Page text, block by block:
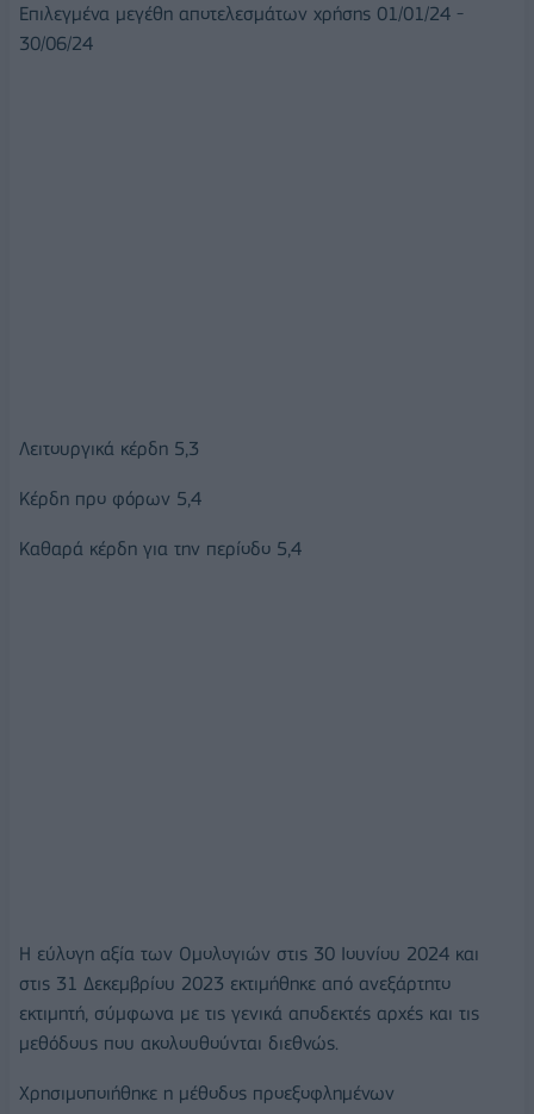
Επιλεγμένα μεγέθη αποτελεσμάτων χρήσης 01/01/24 -
30/06/24
Λειτουργικά κέρδη 5,3
Κέρδη προ φόρων 5,4
Καθαρά κέρδη για την περίοδο 5,4
Η εύλογη αξία των Ομολογιών στις 30 Ιουνίου 2024 και
στις 31 Δεκεμβρίου 2023 εκτιμήθηκε από ανεξάρτητο
εκτιμητή, σύμφωνα με τις γενικά αποδεκτές αρχές και τις
μεθόδους που ακολουθούνται διεθνώς.
Χρησιμοποιήθηκε η μέθοδος προεξοφλημένων